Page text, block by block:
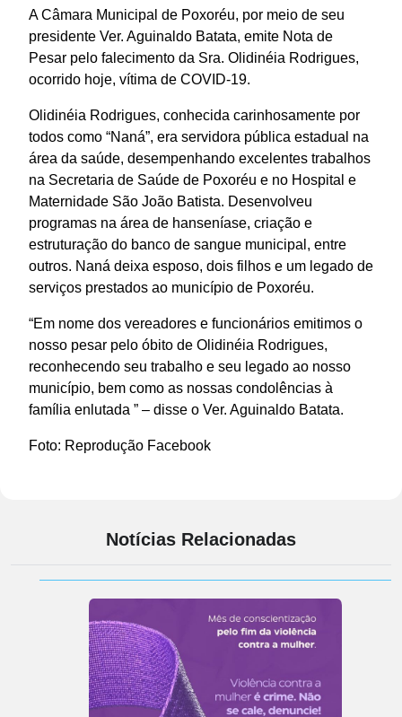
A Câmara Municipal de Poxoréu, por meio de seu
presidente Ver. Aguinaldo Batata, emite Nota de
Pesar pelo falecimento da Sra. Olidinéia Rodrigues,
ocorrido hoje, vítima de COVID-19.
Olidinéia Rodrigues, conhecida carinhosamente por
todos como “Naná”, era servidora pública estadual na
rea da saúde, desempenhando excelentes trabalhos
na Secretaria de Saúde de Poxoréu e no Hospital e
Maternidade São João Batista. Desenvolveu
programas na área de hanseníase, criação e
estruturação do banco de sangue municipal, entre
outros. Naná deixa esposo, dois filhos e um legado de
serviços prestados ao município de Poxoréu.
“Em nome dos vereadores e funcionários emitimos o
nosso pesar pelo óbito de Olidinéia Rodrigues,
reconhecendo seu trabalho e seu legado ao nosso
município, bem como as nossas condolências à
família enlutada ” – disse o Ver. Aguinaldo Batata.
Foto: Reprodução Facebook
Notícias Relacionadas